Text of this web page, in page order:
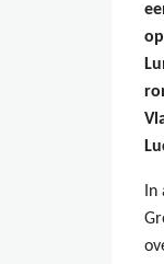
In